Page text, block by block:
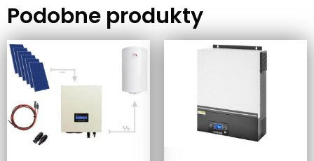
Podobne produkty